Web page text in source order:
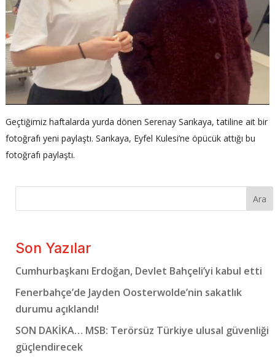
Geçtiğimiz haftalarda yurda dönen Serenay Sarıkaya, tatiline ait bir
fotoğrafı yeni paylaştı. Sarıkaya, Eyfel Kulesi’ne öpücük attığı bu
fotoğrafı paylaştı.
Ara
Son Yazılar
Cumhurbaşkanı Erdoğan, Devlet Bahçeli’yi kabul etti
Fenerbahçe’de Jayden Oosterwolde’nin sakatlık
durumu açıklandı!
SON DAKİKA… MSB: Terörsüz Türkiye ulusal güvenliği
güçlendirecek